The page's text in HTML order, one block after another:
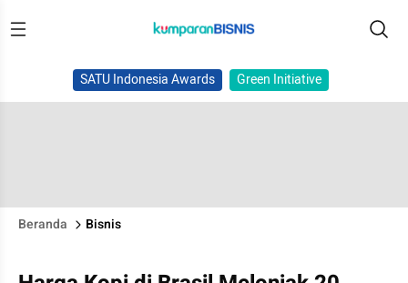
SATU Indonesia Awards Green Initiative
Beranda Bisnis